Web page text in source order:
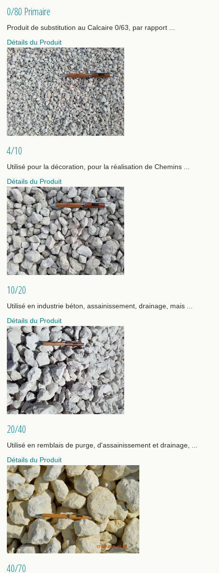
0/80 Primaire
Produit de substitution au Calcaire 0/63, par rapport ...
Détails du Produit
4/10
Utilisé pour la décoration, pour la réalisation de Chemins ...
Détails du Produit
10/20
Utilisé en industrie béton, assainissement, drainage, mais ...
Détails du Produit
20/40
Utilisé en remblais de purge, d'assainissement et drainage, ...
Détails du Produit
40/70